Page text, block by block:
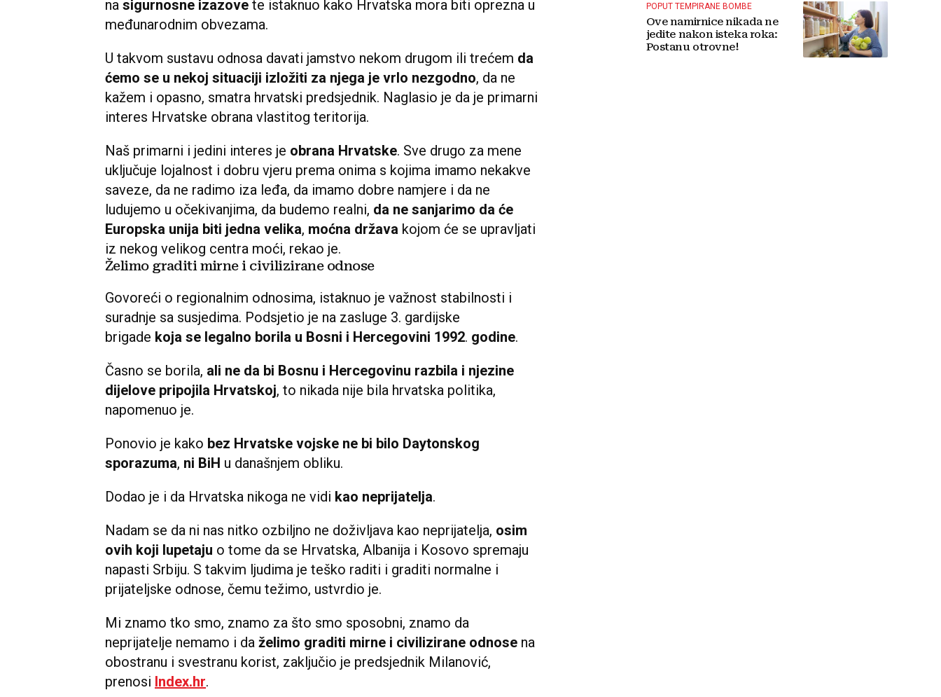
Vi ste čuvali kuću i ta kuća je obranjena , nije razrušena, pokušali su je
razrušiti, nije zapaljena, a pokušali su je zapaliti.
fasadu na toj kući, a to je Europska unija, rekao je Milanović, dodajući
kako jeEU“dobar projekt i dobra ideja kao trgovinska unija ” te da je
vidi upravo u tom okviru.
Sve iznad toga je integracionalističkа fantazija, neki novi svijet u kojem
za Hrvatsku nema mjesta, jer to je svijet koji mi ne vidimo ina koji mi
ne možemo imati utjecaja, izjavio je predsjednik. Upozorio je i
nasigurnosne izazovete istaknuo kako Hrvatska mora biti oprezna u
međunarodnim obvezama.
U takvom sustavu odnosa davati jamstvo nekom drugom ili trećem
ćemo se u nekoj situaciji izložiti za njega je vrlo nezgodno
, da ne
kažem i opasno, smatra hrvatski predsjednik. Naglasio je da je primarni
interes Hrvatske obrana vlastitog teritorija.
Naš primarni i jedini interes je
obrana Hrvatske
. Sve drugo za mene
uključuje lojalnost i dobru vjeru prema onima s kojima imamo nekakve
saveze, da ne radimo iza leđa, da imamo dobre namjere i da ne
ludujemo u očekivanjima, da budemo realni,
Europska unija biti jedna velika,moćna država kojom će se upravljati
iz nekog velikog centra moći, rekao je.
Govoreći o regionalnim odnosima, istaknuo je važnost stabilnosti i
suradnje sa susjedima. Podsjetio je na zasluge 3. gardijske
brigadekoja se legalno borila u Bosni i Hercegovini 1992.godine.
Časno se borila,
ali ne da bi Bosnu i Hercegovinu razbila i njezine
dijelove pripojila Hrvatskoj
, to nikada nije bila hrvatska politika,
napomenuo je.
Ponovio je kako bez Hrvatske vojske ne bi bilo Daytonskog
sporazuma
ni
u današnjem obliku.
POPUT TEMPIRANE BOMBE
Ove namirnice nikada ne
jedite nakon isteka roka:
Postanu otrovne!